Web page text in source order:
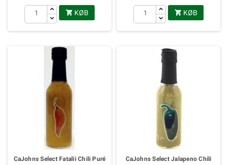
 KØB  KØB
CaJohns Select Fatalii Chili Puré
CaJohns Select Jalapeno Chili